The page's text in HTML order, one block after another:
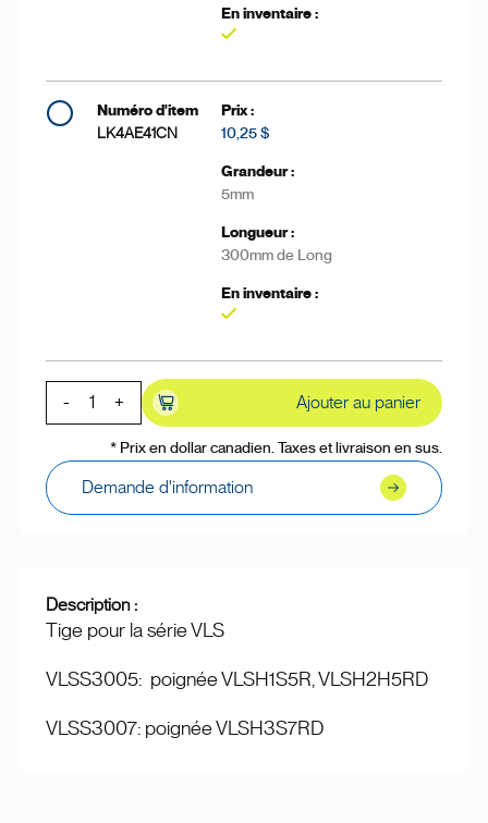
LK4AE41CN 10,25 $
5mm
300mm de Long
- + Ajouter au panier
* Prix en dollar canadien. Taxes et livraison en sus.
Demande d'information
Description :
Tige pour la série VLS
VLSS3005: poignée VLSH1S5R, VLSH2H5RD
VLSS3007: poignée VLSH3S7RD